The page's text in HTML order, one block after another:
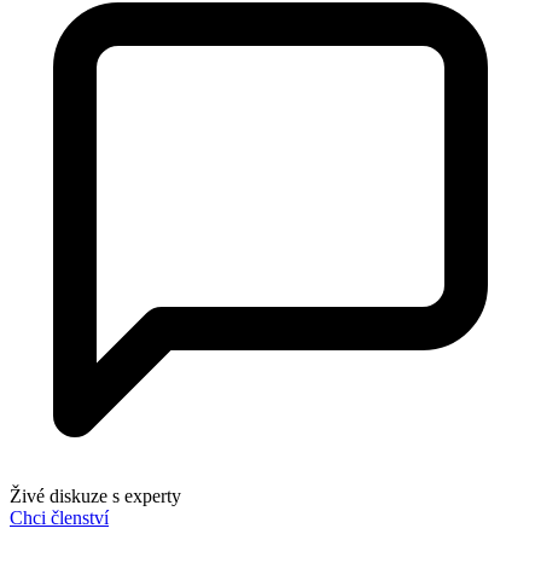
Živé diskuze s experty
Chci členství